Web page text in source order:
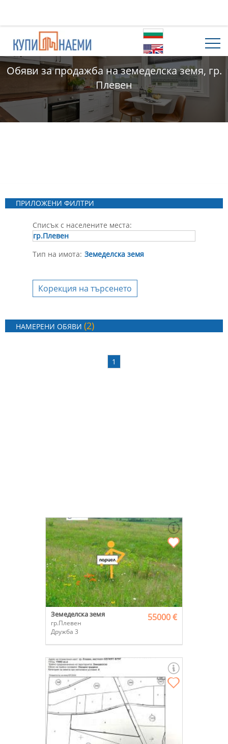
Обяви за продажба на земеделска земя, гр.
Плевен
ПРИЛОЖЕНИ ФИЛТРИ
Списък с населените места:
гр.Плевен
Тип на имота: Земеделска земя
Корекция на търсенето
НАМЕРЕНИ ОБЯВИ(2)
1
Земеделска земя
гр.Плевен
Дружба 3
55000 €